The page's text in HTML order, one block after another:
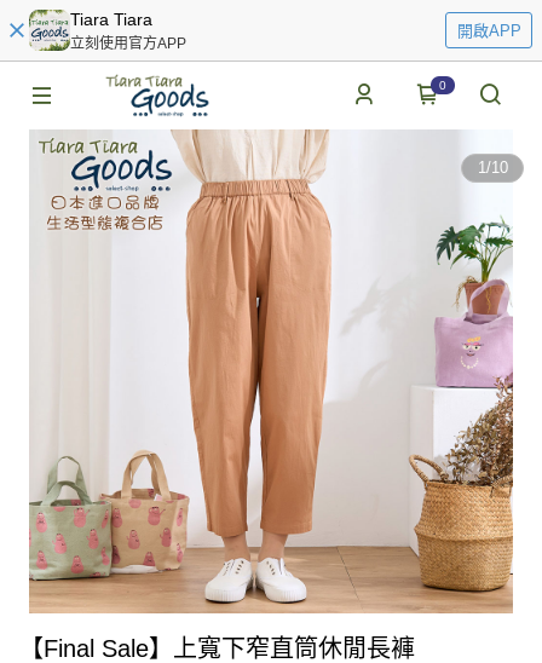
Tiara Tiara
立刻使用官方APP
開啟APP
0
1/10
【Final Sale】上寬下窄直筒休閒長褲